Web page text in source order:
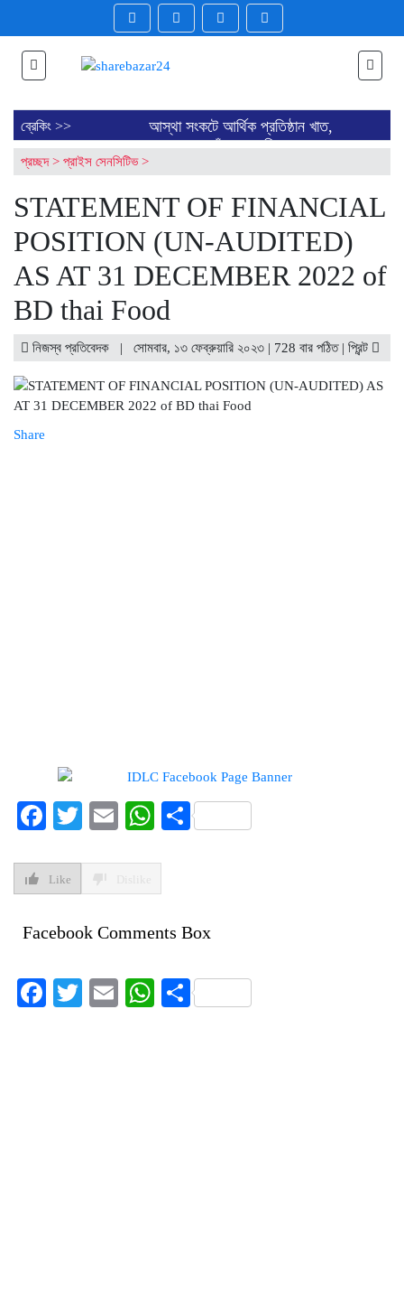
ব্রেকিং >>
আস্থা সংকটে আর্থিক প্রতিষ্ঠান খাত,
বন্ধের পথে পাঁচ কোম্পানি
ডিএসইতে লেনদেনের শীর্ষ ১০
কোম্পানির তালিকা প্রকাশ
ডিএসইতে দর হ্রাস পাওয়া শীর্ষ ১০
কোম্পানির তালিকা প্রকাশ
ডিএসইতে দর বৃদ্ধি পাওয়া শীর্ষ ১০
কোম্পানির তালিকা প্রকাশ
বাজারে অস্থিরতা, মনিটরিং বাড়ানোর
তাগিদ বাজারসংশ্লিষ্টদের
শেয়ার বিক্রির ঘোষণা কর্পোরেট
চট্টগ্রামে কারখানা বন্ধের খবরের পর
ডিএসইকে ব্যাখ্যা দিল এস আলম কোল্ড
প্রচ্ছদ> প্রাইস সেনসিটিভ>
STATEMENT OF FINANCIAL
POSITION (UN-AUDITED)
AS AT 31 DECEMBER 2022 of
BD thai Food
নিজস্ব প্রতিবেদক | সোমবার, ১৩ ফেব্রুয়ারি ২০২৩ | 728 বার পঠিত | প্রিন্ট
Share
Facebook
TwitterEmailWhatsApp
Share
Like
Facebook Comments Box
Facebook
TwitterEmailWhatsApp
Share